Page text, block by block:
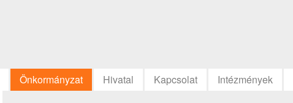
Önkormányzat Hivatal Kapcsolat Intézmények